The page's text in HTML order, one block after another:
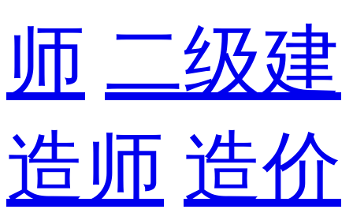
师 二级建
造师 造价